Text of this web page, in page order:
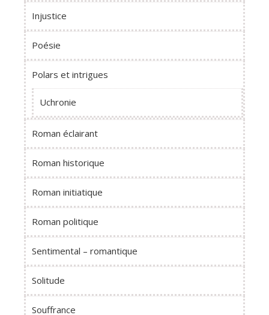
Injustice
Poésie
Polars et intrigues
Uchronie
Roman éclairant
Roman historique
Roman initiatique
Roman politique
Sentimental – romantique
Solitude
Souffrance